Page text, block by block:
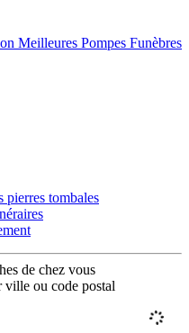
Meilleures Pompes Funèbres
pierres tombales
de chez vous
ville ou code postal